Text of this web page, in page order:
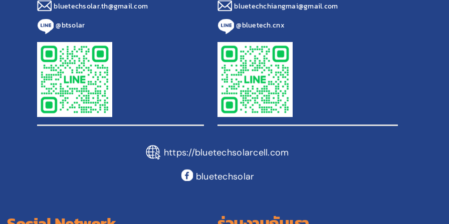
bluetechsolar.th@gmail.com
@btsolar
bluetechchiangmai@gmail.com
@bluetech.cnx
https://bluetechsolarcell.com
bluetechsolar